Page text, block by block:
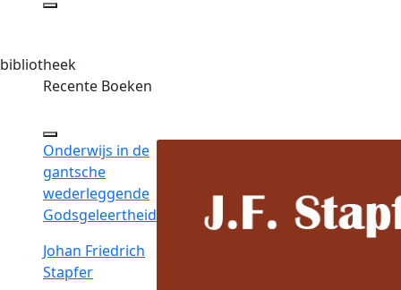
bibliotheek
Recente Boeken
Onderwijs in de
gantsche
wederleggende
Godsgeleertheid
Johan Friedrich
Stapfer